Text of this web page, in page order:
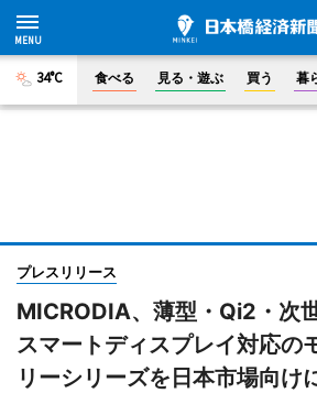
34°C 食べる 見る・遊ぶ 買う 暮
プレスリリース
MICRODIA、薄型・Qi2・次
スマートディスプレイ対応の
リーシリーズを日本市場向け